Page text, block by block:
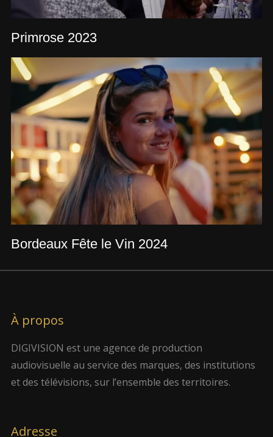
Primrose 2023
Bordeaux Fête le Vin 2024
À propos
DIGIVISION est une agence de production
audiovisuelle au service des marques, des institutions
et des télévisions, sur l’ensemble des territoires.
Adresse